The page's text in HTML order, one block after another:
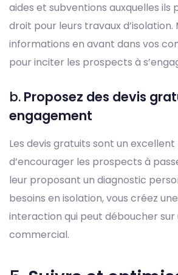
aides et subventions auxquelles ils
droit pour leurs travaux d’isolation.
informations en avant dans vos
pour inciter les prospects à
b. Proposez des devis
engagement
Les devis gratuits sont un
d’encourager les prospects à
leur proposant un diagnostic
besoins en isolation, vous créez
interaction qui peut déboucher sur
commercial.